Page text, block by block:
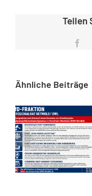
Teilen
Ähnliche Beiträge